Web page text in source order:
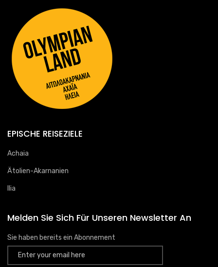
EPISCHE REISEZIELE
Achaia
Ätolien-Akarnanien
Ilia
Melden Sie Sich Für Unseren Newsletter An
Sie haben bereits ein Abonnement